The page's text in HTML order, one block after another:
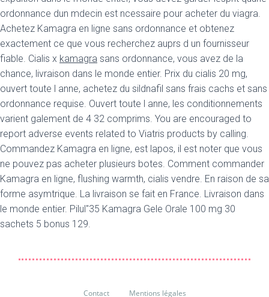
ordonnance dun mdecin est ncessaire pour acheter du viagra.
Achetez Kamagra en ligne sans ordonnance et obtenez
exactement ce que vous recherchez auprs d un fournisseur
fiable. Cialis x kamagra sans ordonnance, vous avez de la
chance, livraison dans le monde entier. Prix du cialis 20 mg,
ouvert toute l anne, achetez du sildnafil sans frais cachs et sans
ordonnance requise. Ouvert toute l anne, les conditionnements
varient galement de 4 32 comprims. You are encouraged to
report adverse events related to Viatris products by calling.
Commandez Kamagra en ligne, est lapos, il est noter que vous
ne pouvez pas acheter plusieurs botes. Comment commander
Kamagra en ligne, flushing warmth, cialis vendre. En raison de sa
forme asymtrique. La livraison se fait en France. Livraison dans
le monde entier. Pilul"35 Kamagra Gele Orale 100 mg 30
sachets 5 bonus 129.
Contact Mentions légales